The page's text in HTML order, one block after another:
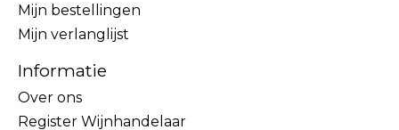
Mijn bestellingen
Mijn verlanglijst
Informatie
Over ons
Register Wijnhandelaar